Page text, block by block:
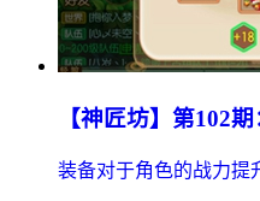
【神匠坊】第102
装备对于角色的战力